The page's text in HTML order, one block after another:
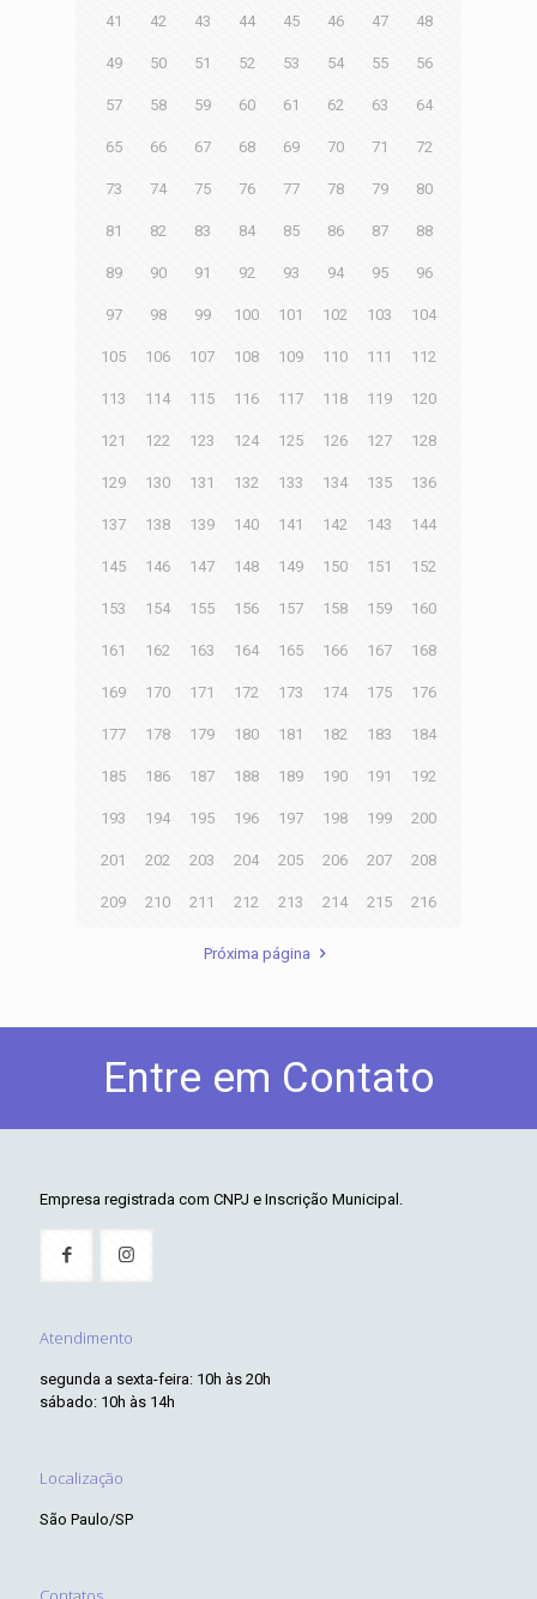
41 42 43 44 45 46 47 48
49 50 51 52 53 54 55 56
57 58 59 60 61 62 63 64
65 66 67 68 69 70 71 72
73 74 75 76 77 78 79 80
81 82 83 84 85 86 87 88
89 90 91 92 93 94 95 96
97 98 99 100 101 102 103 104
105 106 107 108 109 110 111 112
113 114 115 116 117 118 119 120
121 122 123 124 125 126 127 128
129 130 131 132 133 134 135 136
137 138 139 140 141 142 143 144
145 146 147 148 149 150 151 152
153 154 155 156 157 158 159 160
161 162 163 164 165 166 167 168
169 170 171 172 173 174 175 176
177 178 179 180 181 182 183 184
185 186 187 188 189 190 191 192
193 194 195 196 197 198 199 200
201 202 203 204 205 206 207 208
209 210 211 212 213 214 215 216
Próxima página
Entre em Contato
Empresa registrada com CNPJ e Inscrição Municipal.
Atendimento
segunda a sexta-feira: 10h às 20h
sábado: 10h às 14h
Localização
São Paulo/SP